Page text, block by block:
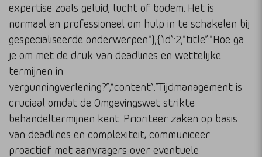
expertise zoals geluid, lucht of bodem. Het is
normaal en professioneel om hulp in te schakelen bij
gespecialiseerde onderwerpen.”},{“id”:2,”title”:”Hoe ga
je om met de druk van deadlines en wettelijke
termijnen in
vergunningverlening?”,”content”:”Tijdmanagement is
cruciaal omdat de Omgevingswet strikte
behandeltermijnen kent. Prioriteer zaken op basis
van deadlines en complexiteit, communiceer
proactief met aanvragers over eventuele